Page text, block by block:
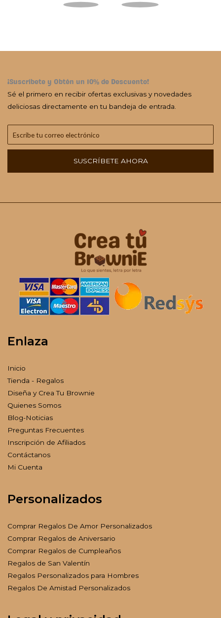
¡Suscríbete y Obtén un 10% de Descuento!
Sé el primero en recibir ofertas exclusivas y novedades
deliciosas directamente en tu bandeja de entrada.
SUSCRÍBETE AHORA
Enlaza
Inicio
Tienda - Regalos
Diseña y Crea Tu Brownie
Quienes Somos
Blog-Noticias
Preguntas Frecuentes
Inscripción de Afiliados
Contáctanos
Mi Cuenta
Personalizados
Comprar Regalos De Amor Personalizados
Comprar Regalos de Aniversario
Comprar Regalos de Cumpleaños
Regalos de San Valentín
Regalos Personalizados para Hombres
Regalos De Amistad Personalizados